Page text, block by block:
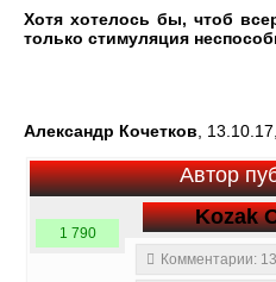
Хотя хотелось бы, чтоб
только стимуляция
Александр Кочетков, 13.10.17,
Автор
Kozak
1 790
Комментарии: